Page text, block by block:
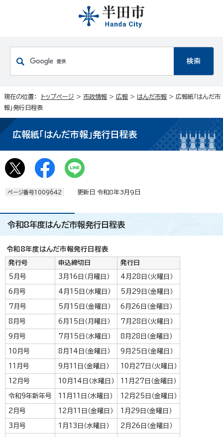
現在の位置： トップページ > 市政情報 > 広報 > はんだ市報 > 広報紙「はんだ市
報」発行日程表
広報紙「はんだ市報」発行日程表
ページ番号1009642 更新日 令和8年3月9日
令和8年度はんだ市報発行日程表
令和8年度はんだ市報発行日程表
発行号 申込締切日 発行日
5月号 3月16日（月曜日） 4月28日（火曜日）
6月号 4月15日（水曜日） 5月29日（金曜日）
7月号 5月15日（金曜日） 6月26日（金曜日）
8月号 6月15日（月曜日） 7月28日（火曜日）
9月号 7月15日（水曜日） 8月28日（金曜日）
10月号 8月14日（金曜日） 9月25日（金曜日）
11月号 9月11日（金曜日） 10月27日（火曜日）
12月号 10月14日（水曜日） 11月27日（金曜日）
令和9年新年号 11月11日（水曜日） 12月25日（金曜日）
2月号 12月11日（金曜日） 1月29日（金曜日）
3月号 1月13日（水曜日） 2月26日（金曜日）